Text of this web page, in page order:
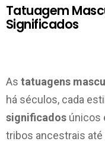
Tatuagem
Significados
As tatuagens
há séculos, cada
significados únicos
tribos ancestrais